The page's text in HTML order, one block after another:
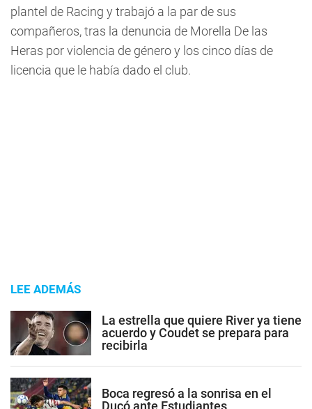
plantel de Racing y trabajó a la par de sus
compañeros, tras la denuncia de Morella De las
Heras por violencia de género y los cinco días de
licencia que le había dado el club.
LEE ADEMÁS
La estrella que quiere River ya tiene
acuerdo y Coudet se prepara para
recibirla
Boca regresó a la sonrisa en el
Ducó ante Estudiantes